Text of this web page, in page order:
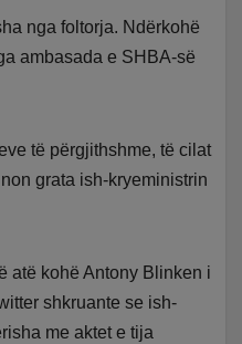
nga foltorja. Ndërkohë
ambasada e SHBA-së
të përgjithshme, të cilat
grata ish-kryeministrin
atë kohë Antony Blinken i
shkruante se ish-
me aktet e tija